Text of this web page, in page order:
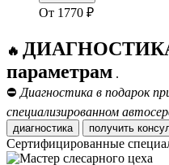
От 1770 ₽
🔥 ДИАГНОСТИКА
параметрам .
⛔ Диагностика в подарок
специализированном
диагностика получить
Сертифицированные